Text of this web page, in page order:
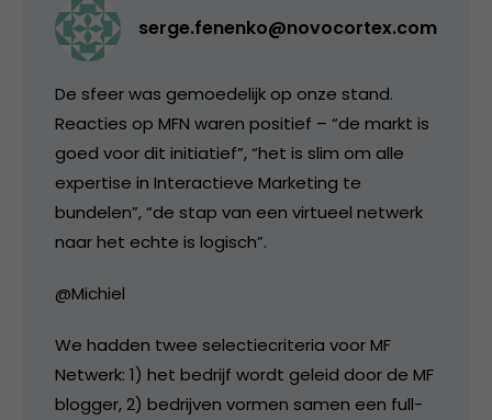
serge.fenenko@novocortex.com
De sfeer was gemoedelijk op onze stand.
Reacties op MFN waren positief – “de markt is
goed voor dit initiatief”, “het is slim om alle
expertise in Interactieve Marketing te
bundelen”, “de stap van een virtueel netwerk
naar het echte is logisch”.
@Michiel
We hadden twee selectiecriteria voor MF
Netwerk: 1) het bedrijf wordt geleid door de MF
blogger, 2) bedrijven vormen samen een full-